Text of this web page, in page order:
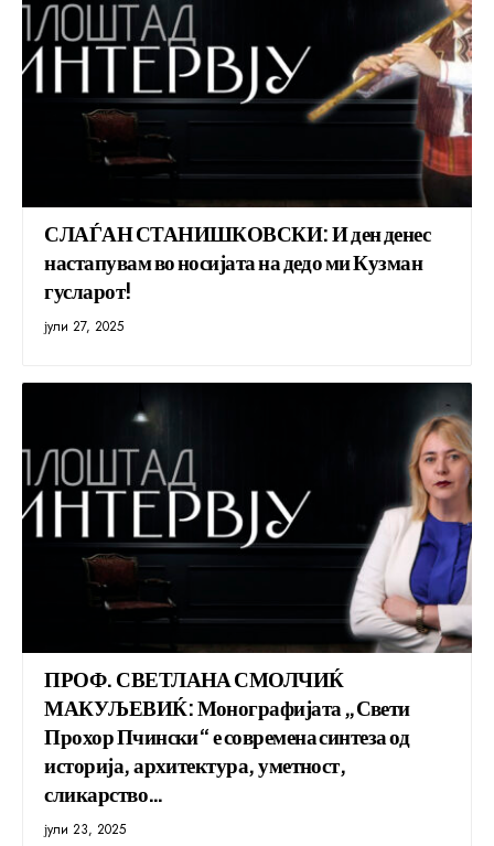
СЛАЃАН СТАНИШКОВСКИ: И ден денес
настапувам во носијата на дедо ми Кузман
гусларот!
јули 27, 2025
ПРОФ. СВЕТЛАНА СМОЛЧИЌ
МАКУЉЕВИЌ: Монографијата „Свети
Прохор Пчински“ е современа синтеза од
историја, архитектура, уметност,
сликарство…
јули 23, 2025